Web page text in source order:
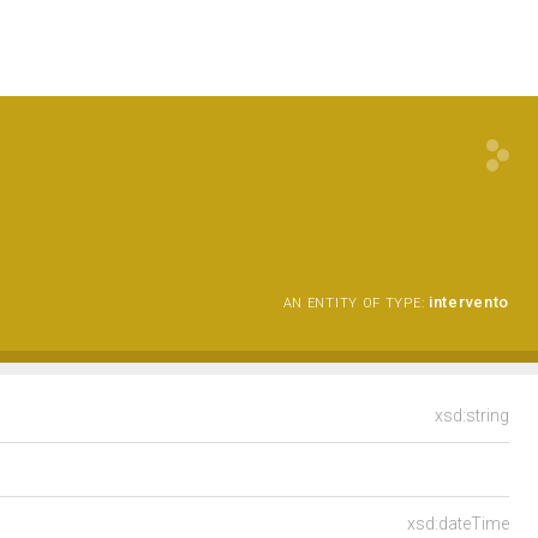
AN ENTITY OF TYPE: intervento
xsd:string
xsd:dateTime